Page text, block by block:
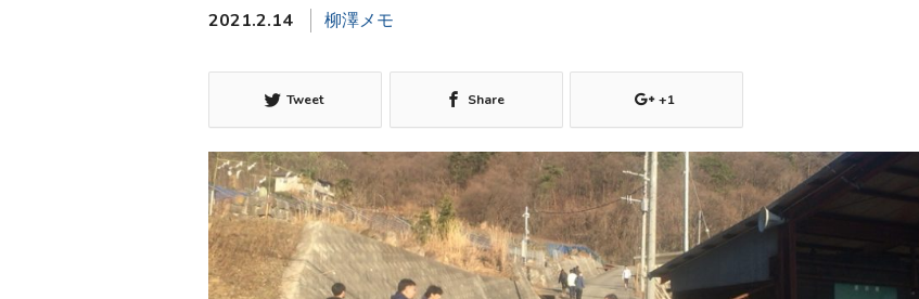
2021.2.14 柳澤メモ
Tweet Share +1